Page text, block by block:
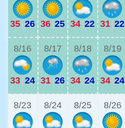
35|26 36|25 34|22 31|22
8/16
33|24
8/17
31|26
8/18
34|24
8/19
34|24
8/23 8/24 8/25 8/26